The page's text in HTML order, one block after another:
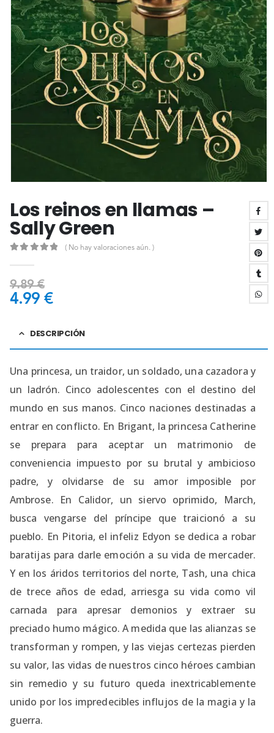
Los reinos en llamas –
Sally Green
( No hay valoraciones aún. )
9.89€
4.99 €
DESCRIPCIÓN
Una princesa, un traidor, un soldado, una cazadora y
un ladrón. Cinco adolescentes con el destino del
mundo en sus manos. Cinco naciones destinadas a
entrar en conflicto. En Brigant, la princesa Catherine
se prepara para aceptar un matrimonio de
conveniencia impuesto por su brutal y ambicioso
padre, y olvidarse de su amor imposible por
Ambrose. En Calidor, un siervo oprimido, March,
busca vengarse del príncipe que traicionó a su
pueblo. En Pitoria, el infeliz Edyon se dedica a robar
baratijas para darle emoción a su vida de mercader.
Y en los áridos territorios del norte, Tash, una chica
de trece años de edad, arriesga su vida como vil
carnada para apresar demonios y extraer su
preciado humo mágico. A medida que las alianzas se
transforman y rompen, y las viejas certezas pierden
su valor, las vidas de nuestros cinco héroes cambian
sin remedio y su futuro queda inextricablemente
unido por los impredecibles influjos de la magia y la
guerra.